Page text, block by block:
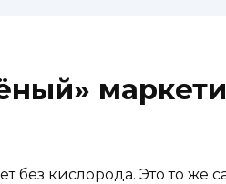
без кислорода. Это то же